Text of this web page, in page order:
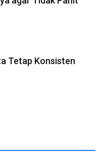
Tetap Konsisten